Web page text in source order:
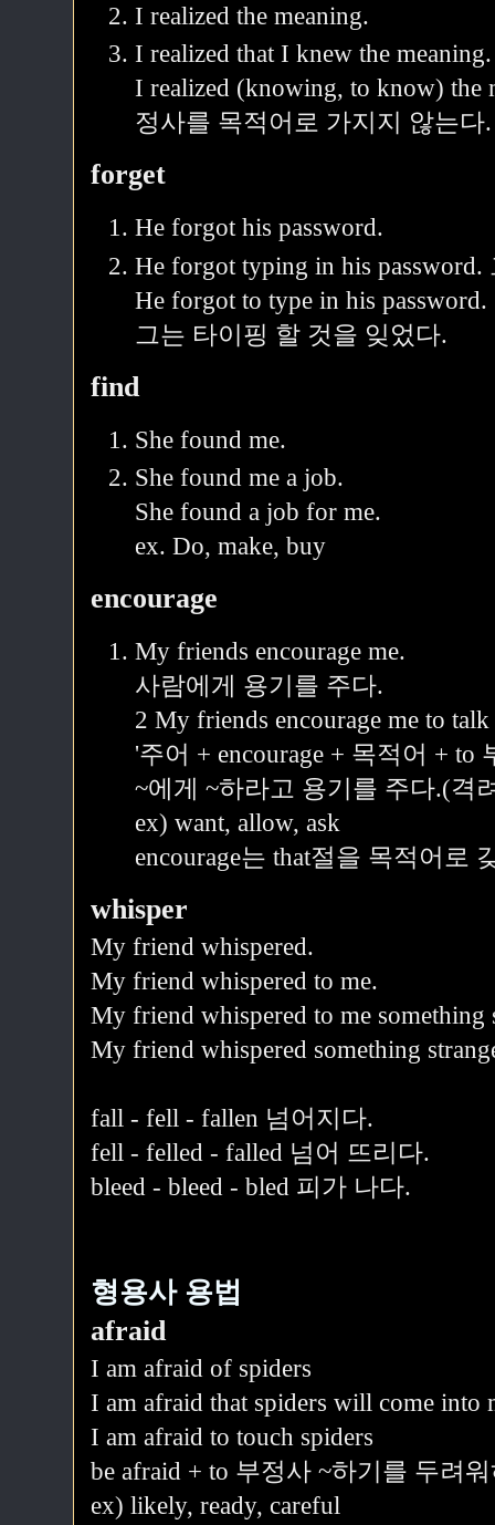
I realized the meaning.
I realized that I knew the meaning.
I realized (knowing, to know)
정사를 목적어로 가지지 않는다.
forget
He forgot his password.
He forgot typing in his
He forgot to type in his password.
그는 타이핑 할 것을 잊었다.
find
She found me.
She found me a job.
She found a job for me.
ex. Do, make, buy
encourage
My friends encourage me.
사람에게 용기를 주다.
2 My friends encourage me to
'주어 + encourage + 목적어 + to
~에게 ~하라고 용기를 주다.(격
ex) want, allow, ask
encourage는 that절을 목적어로
whisper
My friend whispered.
My friend whispered to me.
My friend whispered to me something
My friend whispered something
fall - fell - fallen 넘어지다.
fell - felled - falled 넘어 뜨리다.
bleed - bleed - bled 피가 나다.
형용사 용법
afraid
I am afraid of spiders
I am afraid that spiders will come into
I am afraid to touch spiders
be afraid + to 부정사 ~하기를 두려
ex) likely, ready, careful